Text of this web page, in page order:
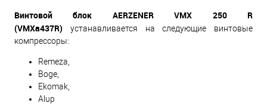
Винтовой блок AERZENERVMX 250 R
(VMXa437R)
устанавливается на следующие винтовые
компрессоры:
Remeza,
Boge,
Ekomak,
Alup